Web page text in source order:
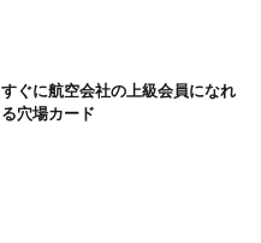
すぐに航空会社の上級会員になれ
る穴場カード